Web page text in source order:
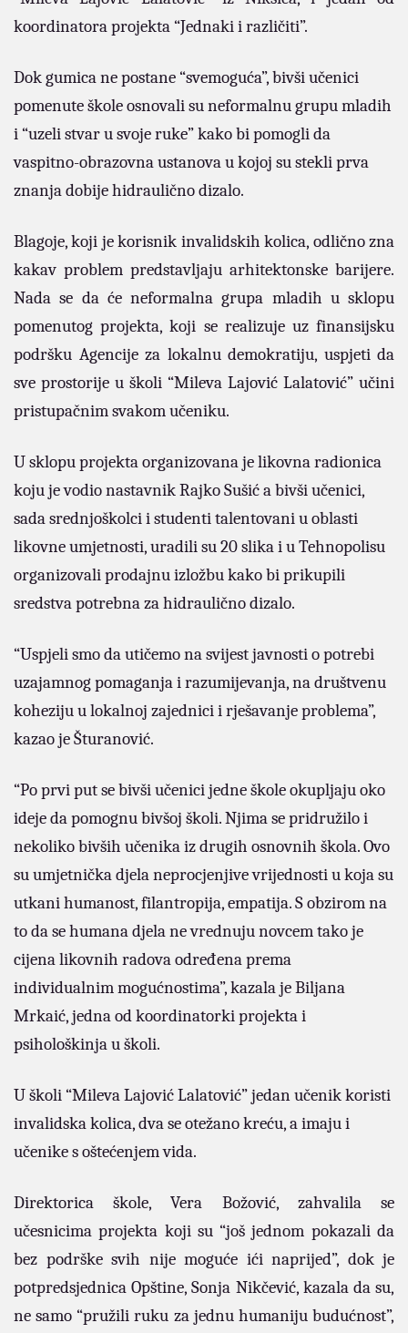
koordinatora projekta “Jednaki i različiti”.
Dok gumica ne postane “svemoguća”, bivši učenici
pomenute škole osnovali su neformalnu grupu mladih
i “uzeli stvar u svoje ruke” kako bi pomogli da
vaspitno-obrazovna ustanova u kojoj su stekli prva
znanja dobije hidraulično dizalo.
Blagoje, koji je korisnik invalidskih kolica, odlično zna
kakav problem predstavljaju arhitektonske barijere.
Nada se da će neformalna grupa mladih u sklopu
pomenutog projekta, koji se realizuje uz finansijsku
podršku Agencije za lokalnu demokratiju, uspjeti da
sve prostorije u školi “Mileva Lajović Lalatović” učini
pristupačnim svakom učeniku.
U sklopu projekta organizovana je likovna radionica
koju je vodio nastavnik Rajko Sušić a bivši učenici,
sada srednjoškolci i studenti talentovani u oblasti
likovne umjetnosti, uradili su 20 slika i u Tehnopolisu
organizovali prodajnu izložbu kako bi prikupili
sredstva potrebna za hidraulično dizalo.
“Uspjeli smo da utičemo na svijest javnosti o potrebi
uzajamnog pomaganja i razumijevanja, na društvenu
koheziju u lokalnoj zajednici i rješavanje problema”,
kazao je Šturanović.
“Po prvi put se bivši učenici jedne škole okupljaju oko
ideje da pomognu bivšoj školi. Njima se pridružilo i
nekoliko bivših učenika iz drugih osnovnih škola. Ovo
su umjetnička djela neprocjenjive vrijednosti u koja su
utkani humanost, filantropija, empatija. S obzirom na
to da se humana djela ne vrednuju novcem tako je
cijena likovnih radova određena prema
individualnim mogućnostima”, kazala je Biljana
Mrkaić, jedna od koordinatorki projekta i
psihološkinja u školi.
U školi “Mileva Lajović Lalatović” jedan učenik koristi
invalidska kolica, dva se otežano kreću, a imaju i
učenike s oštećenjem vida.
Direktorica škole, Vera Božović, zahvalila se
učesnicima projekta koji su “još jednom pokazali da
bez podrške svih nije moguće ići naprijed”, dok je
potpredsjednica Opštine, Sonja Nikčević, kazala da su,
ne samo “pružili ruku za jednu humaniju budućnost”,